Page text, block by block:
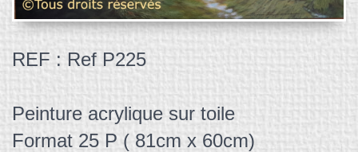
REF : Ref P225
Peinture acrylique sur toile
Format 25 P ( 81cm x 60cm)